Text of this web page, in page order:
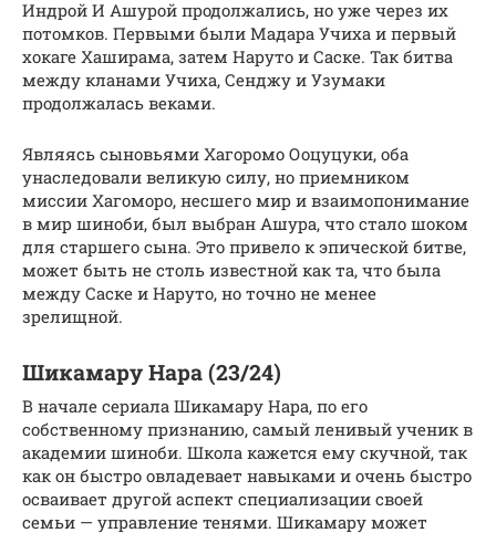
Индрой И Ашурой продолжались, но уже через их
потомков. Первыми были Мадара Учиха и первый
хокаге Хаширама, затем Наруто и Саске. Так битва
между кланами Учиха, Сенджу и Узумаки
продолжалась веками.
Являясь сыновьями Хагоромо Ооцуцуки, оба
унаследовали великую силу, но приемником
миссии Хагоморо, несшего мир и взаимопонимание
в мир шиноби, был выбран Ашура, что стало шоком
для старшего сына. Это привело к эпической битве,
может быть не столь известной как та, что была
между Саске и Наруто, но точно не менее
зрелищной.
Шикамару Нара (23/24)
В начале сериала Шикамару Нара, по его
собственному признанию, самый ленивый ученик в
академии шиноби. Школа кажется ему скучной, так
как он быстро овладевает навыками и очень быстро
осваивает другой аспект специализации своей
семьи — управление тенями. Шикамару может